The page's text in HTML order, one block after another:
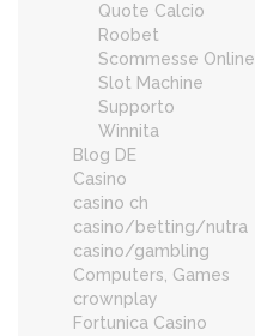
Quote Calcio
Roobet
Scommesse Online
Slot Machine
Supporto
Winnita
Blog DE
Casino
casino ch
casino/betting/nutra
casino/gambling
Computers, Games
crownplay
Fortunica Casino